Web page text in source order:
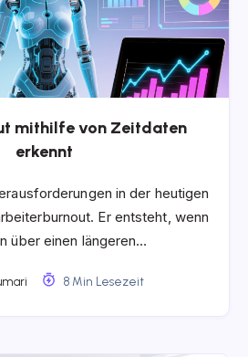
mithilfe von Zeitdaten
erkennt
in der heutigen
Er entsteht, wenn
über einen längeren…
8 Min Lesezeit